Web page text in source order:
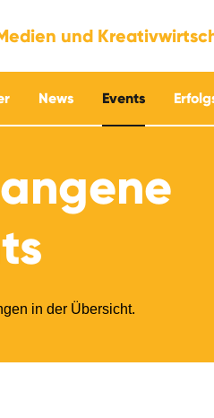
und
News Events
in der Übersicht.